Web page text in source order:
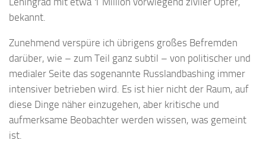
bekannt.
Zunehmend verspüre ich übrigens großes Befremden
darüber, wie – zum Teil ganz subtil – von politischer und
medialer Seite das sogenannte Russlandbashing immer
intensiver betrieben wird. Es ist hier nicht der Raum, auf
diese Dinge näher einzugehen, aber kritische und
aufmerksame Beobachter werden wissen, was gemeint
ist.